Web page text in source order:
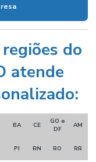
do
atende
BA CE
GO e
DF
AM
PI RN RO RR